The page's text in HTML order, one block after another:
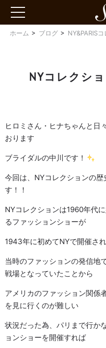
toggle
ホーム ブログ NY&PARIS
NYコレクシ
ヒロミさん・ヒナちゃんと日
おります
ブライダルの中川です！
今回は、NYコレクションの
す！！
NYコレクションは1960年代
るファッションショーが
1943年に初めてNYで開催され
当時のファッションの発信地
戦場となっていたことから
アメリカのファッション関係
を見に行くのが難しい
状況だった為、パリまで行か
ョンショーを開催すれば